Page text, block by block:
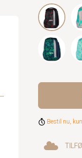
Bestil nu,